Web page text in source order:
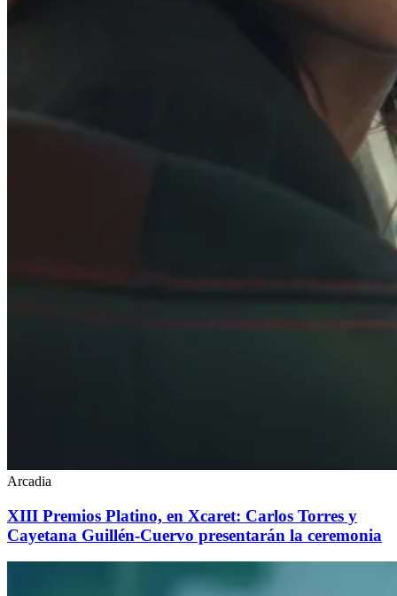
Arcadia
XIII Premios Platino, en Xcaret: Carlos Torres y
Cayetana Guillén-Cuervo presentarán la ceremonia